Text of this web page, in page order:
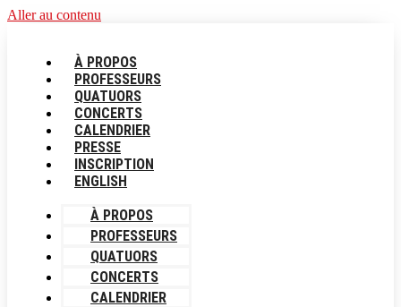
Aller au contenu
À PROPOS
PROFESSEURS
QUATUORS
CONCERTS
CALENDRIER
PRESSE
INSCRIPTION
ENGLISH
À PROPOS
PROFESSEURS
QUATUORS
CONCERTS
CALENDRIER